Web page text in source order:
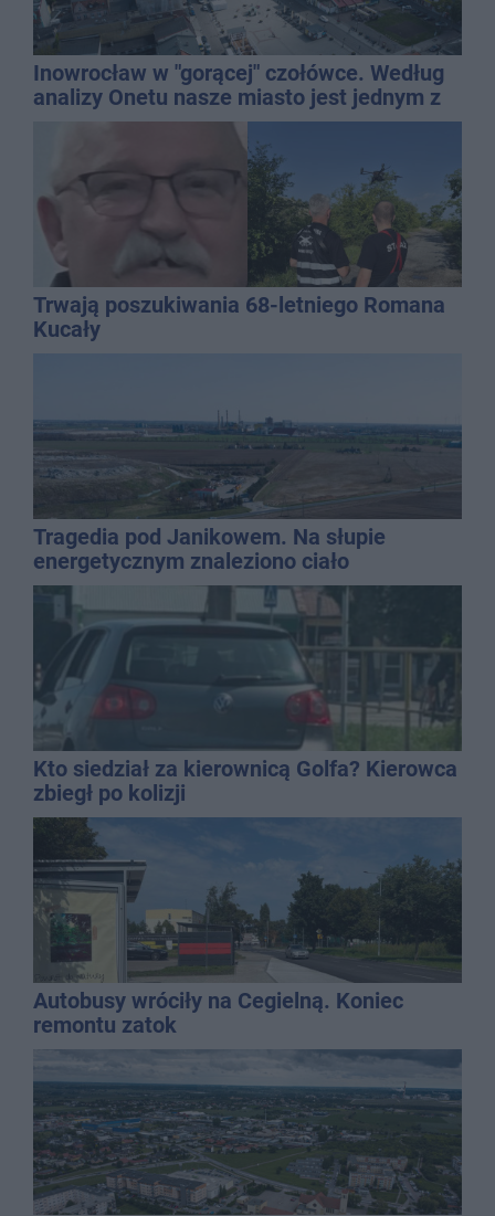
Inowrocław w "gorącej" czołówce. Według
analizy Onetu nasze miasto jest jednym z
najbardziej narażonych na upały
Trwają poszukiwania 68-letniego Romana
Kucały
Tragedia pod Janikowem. Na słupie
energetycznym znaleziono ciało
mężczyzny
Kto siedział za kierownicą Golfa? Kierowca
zbiegł po kolizji
Autobusy wróciły na Cegielną. Koniec
remontu zatok